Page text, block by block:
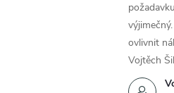
ovlivnit
Vojtěch